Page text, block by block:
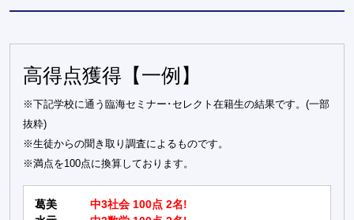
高得点獲得【一例】
※下記学校に通う臨海セミナー･セレクト在籍生の結果です。(一部
抜粋)
※生徒からの聞き取り調査によるものです。
※満点を100点に換算しております。
葛美
中3社会 100点 2名!